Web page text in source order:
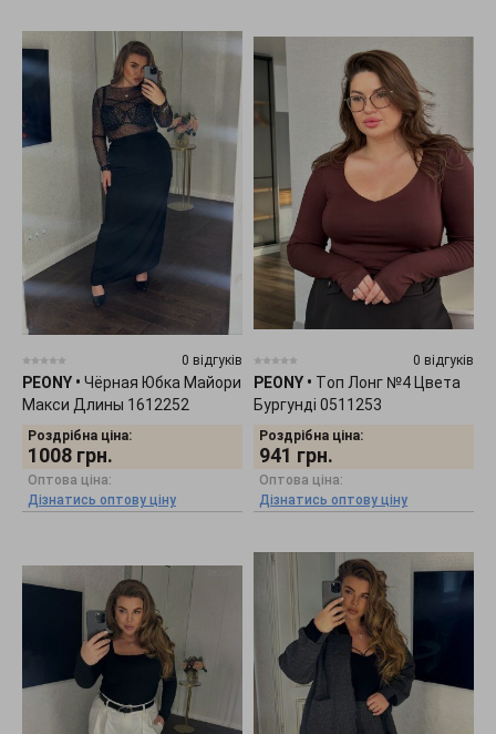
0 відгуків
PEONY • Чёрная Юбка Майори
Макси Длины 1612252
Роздрібна ціна:
1008 грн.
Оптова ціна:
Дізнатись оптову ціну
0 відгуків
PEONY • Tоп Лонг №4 Цвета
Бургунді 0511253
Роздрібна ціна:
941 грн.
Оптова ціна:
Дізнатись оптову ціну